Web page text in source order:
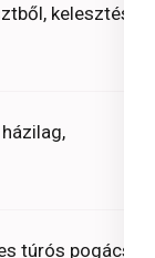
kelesztés
túrós pogácsa